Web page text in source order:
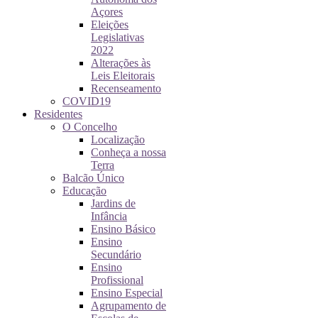
Açores
Eleições
Legislativas
2022
Alterações às
Leis Eleitorais
Recenseamento
COVID19
Residentes
O Concelho
Localização
Conheça a nossa
Terra
Balcão Único
Educação
Jardins de
Infância
Ensino Básico
Ensino
Secundário
Ensino
Profissional
Ensino Especial
Agrupamento de